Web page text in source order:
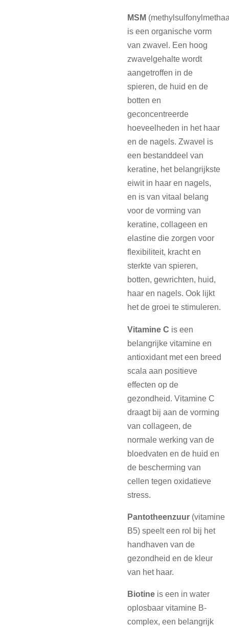
MSM
is een organische vorm
van zwavel. Een hoog
zwavelgehalte wordt
aangetroffen in de
spieren, de huid en de
botten en
geconcentreerde
hoeveelheden in het haar
en de nagels. Zwavel is
een bestanddeel van
keratine, het belangrijkste
eiwit in haar en nagels,
en is van vitaal belang
voor de vorming van
keratine, collageen en
elastine die zorgen voor
flexibiliteit, kracht en
sterkte van spieren,
botten, gewrichten, huid,
haar en nagels. Ook lijkt
het de groei te stimuleren.
Vitamine C is een
belangrijke vitamine en
antioxidant met een breed
scala aan positieve
effecten op de
gezondheid. Vitamine C
draagt bij aan de vorming
van collageen, de
normale werking van de
bloedvaten en de huid en
de bescherming van
cellen tegen oxidatieve
stress.
Pantotheenzuur (vitamine
B5) speelt een rol bij het
handhaven van de
gezondheid en de kleur
van het haar.
Biotine is een in water
oplosbaar vitamine B-
complex, een belangrijk